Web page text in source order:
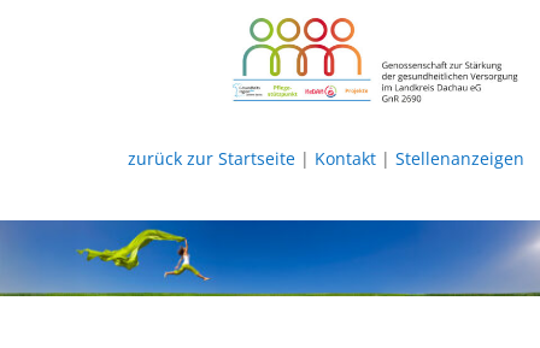
zurück zur Startseite| Kontakt| Stellenanzeigen